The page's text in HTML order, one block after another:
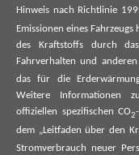
Hinweis nach Richtlinie
Emissionen eines
des Kraftstoffs durch
Fahrverhalten und
das für die
Weitere Informationen
offiziellen spezifischen CO2
dem „Leitfaden über den
Stromverbrauch neuer